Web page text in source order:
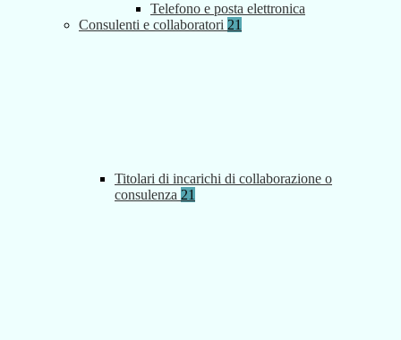
Telefono e posta elettronica
Consulenti e collaboratori 21
Titolari di incarichi di collaborazione o
consulenza 21